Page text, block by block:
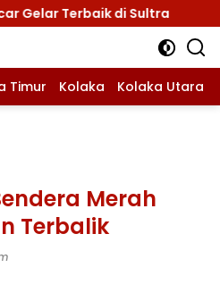
Terbaik di Sultra
Timur Kolaka Kolaka Utara
Merah
Terbalik